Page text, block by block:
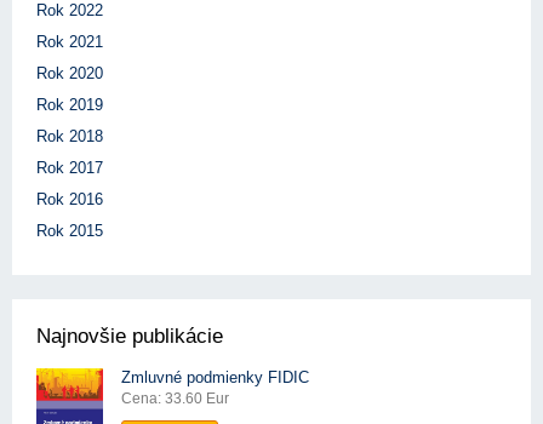
Rok 2022
Rok 2021
Rok 2020
Rok 2019
Rok 2018
Rok 2017
Rok 2016
Rok 2015
Najnovšie publikácie
Zmluvné podmienky FIDIC
Cena: 33.60 Eur